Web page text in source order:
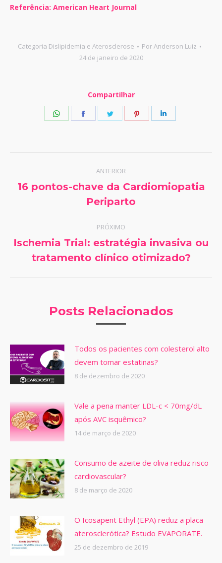
Referência: American Heart Journal
Categoria Dislipidemia e Aterosclerose PorAnderson Luiz
24 de janeiro de 2020
Compartilhar
Share
Share
Share
Share
de
ANTERIOR
Post
anterior:
16 pontos-chave da Cardiomiopatia
Periparto
PRÓXIMO
Próximo
post:
Ischemia Trial: estratégia invasiva ou
tratamento clínico otimizado?
Posts Relacionados
Todos os pacientes com colesterol alto
devem tomar estatinas?
8 de dezembro de 2020
Vale a pena manter LDL-c < 70mg/dL
após AVC isquêmico?
14 de março de 2020
Consumo de azeite de oliva reduz risco
cardiovascular?
8 de março de 2020
O Icosapent Ethyl (EPA) reduz a placa
aterosclerótica? Estudo EVAPORATE.
25 de dezembro de 2019